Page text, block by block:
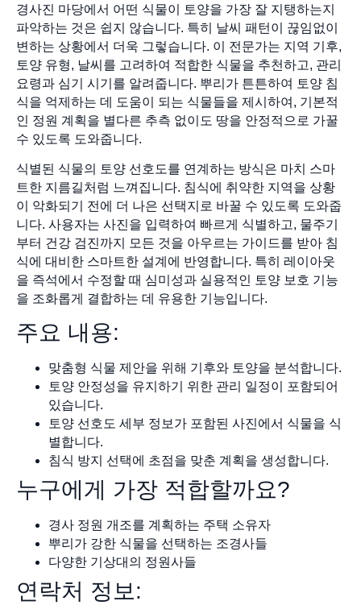
경사진 마당에서 어떤 식물이 토양을 가장 잘 지탱하는지
파악하는 것은 쉽지 않습니다. 특히 날씨 패턴이 끊임없이
변하는 상황에서 더욱 그렇습니다. 이 전문가는 지역 기후,
토양 유형, 날씨를 고려하여 적합한 식물을 추천하고, 관리
요령과 심기 시기를 알려줍니다. 뿌리가 튼튼하여 토양 침
식을 억제하는 데 도움이 되는 식물들을 제시하여, 기본적
인 정원 계획을 별다른 추측 없이도 땅을 안정적으로 가꿀
수 있도록 도와줍니다.
식별된 식물의 토양 선호도를 연계하는 방식은 마치 스마
트한 지름길처럼 느껴집니다. 침식에 취약한 지역을 상황
이 악화되기 전에 더 나은 선택지로 바꿀 수 있도록 도와줍
니다. 사용자는 사진을 입력하여 빠르게 식별하고, 물주기
부터 건강 검진까지 모든 것을 아우르는 가이드를 받아 침
식에 대비한 스마트한 설계에 반영합니다. 특히 레이아웃
을 즉석에서 수정할 때 심미성과 실용적인 토양 보호 기능
을 조화롭게 결합하는 데 유용한 기능입니다.
주요 내용:
맞춤형 식물 제안을 위해 기후와 토양을 분석합니다.
토양 안정성을 유지하기 위한 관리 일정이 포함되어
있습니다.
토양 선호도 세부 정보가 포함된 사진에서 식물을 식
별합니다.
침식 방지 선택에 초점을 맞춘 계획을 생성합니다.
누구에게 가장 적합할까요?
경사 정원 개조를 계획하는 주택 소유자
뿌리가 강한 식물을 선택하는 조경사들
다양한 기상대의 정원사들
연락처 정보: